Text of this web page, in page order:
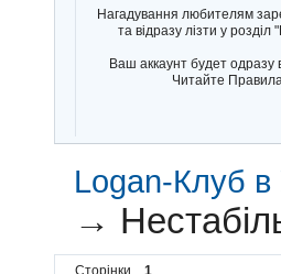
Нагадування любителям
та відразу лізти у
Ваш аккаунт будет одразу
Читайте
Logan-Клуб в
→
Сторінки 1